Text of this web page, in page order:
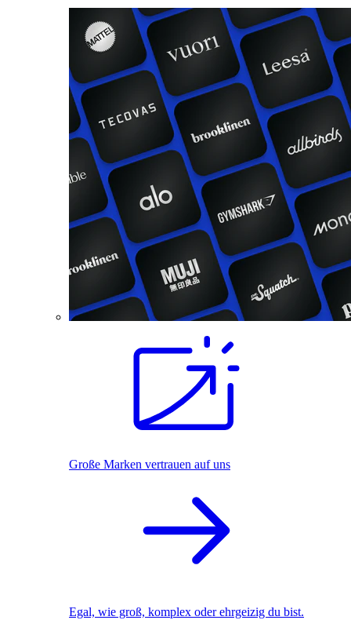
Große Marken vertrauen auf uns
Egal, wie groß, komplex oder ehrgeizig du bist.